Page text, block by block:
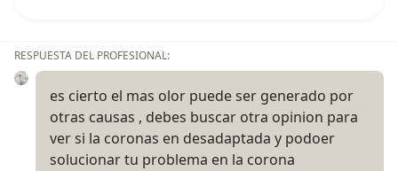
RESPUESTA DEL PROFESIONAL:
es cierto el mas olor puede ser generado por
otras causas , debes buscar otra opinion para
ver si la coronas en desadaptada y podoer
solucionar tu problema en la corona